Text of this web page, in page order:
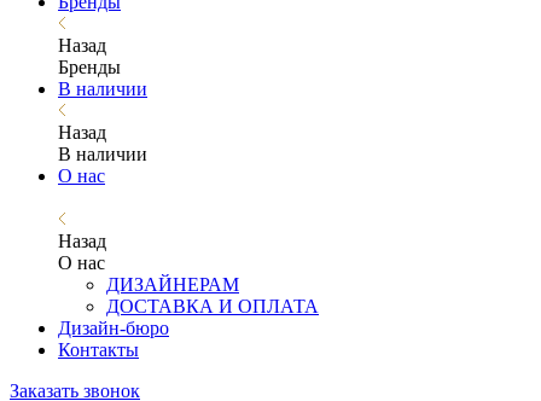
Назад
Бренды
В наличии
Назад
В наличии
О нас
Назад
О нас
ДИЗАЙНЕРАМ
ДОСТАВКА И ОПЛАТА
Дизайн-бюро
Контакты
Заказать звонок